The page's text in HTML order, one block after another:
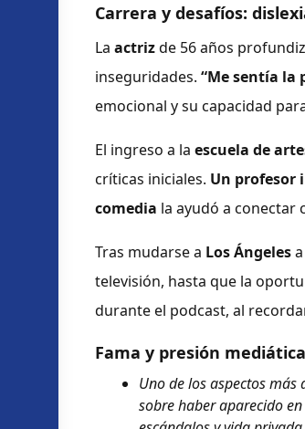
Carrera y desafíos:
La actrizde 56 años
inseguridades. “Me sentía la
emocional y su capacidad
El ingreso a la escuela de
críticas iniciales. Un profesor
comedia la ayudó a conectar
Tras mudarse a Los Ángeles
televisión, hasta que la
durante el podcast, al
Fama y presión
Uno de los aspectos
sobre haber aparecido en